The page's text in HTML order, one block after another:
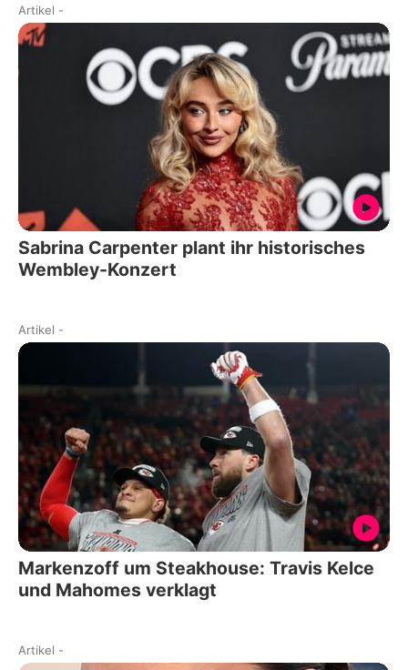
Artikel -
Sabrina Carpenter plant ihr historisches
Wembley-Konzert
Artikel -
Markenzoff um Steakhouse: Travis Kelce
und Mahomes verklagt
Artikel -